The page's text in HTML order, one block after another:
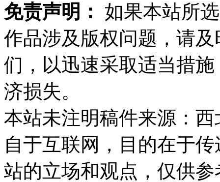
免责声明：
如果本站所
作品涉及版权问题，请
们，以迅速采取适当措
济损失。
本站未注明稿件来源：
自于互联网，目的在于
站的立场和观点，仅供